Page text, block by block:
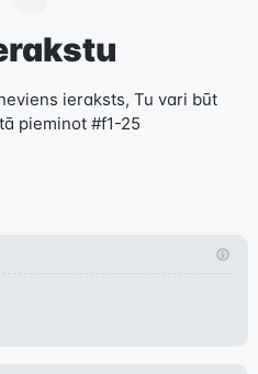
ieraksts, Tu vari būt
pieminot #f1-25